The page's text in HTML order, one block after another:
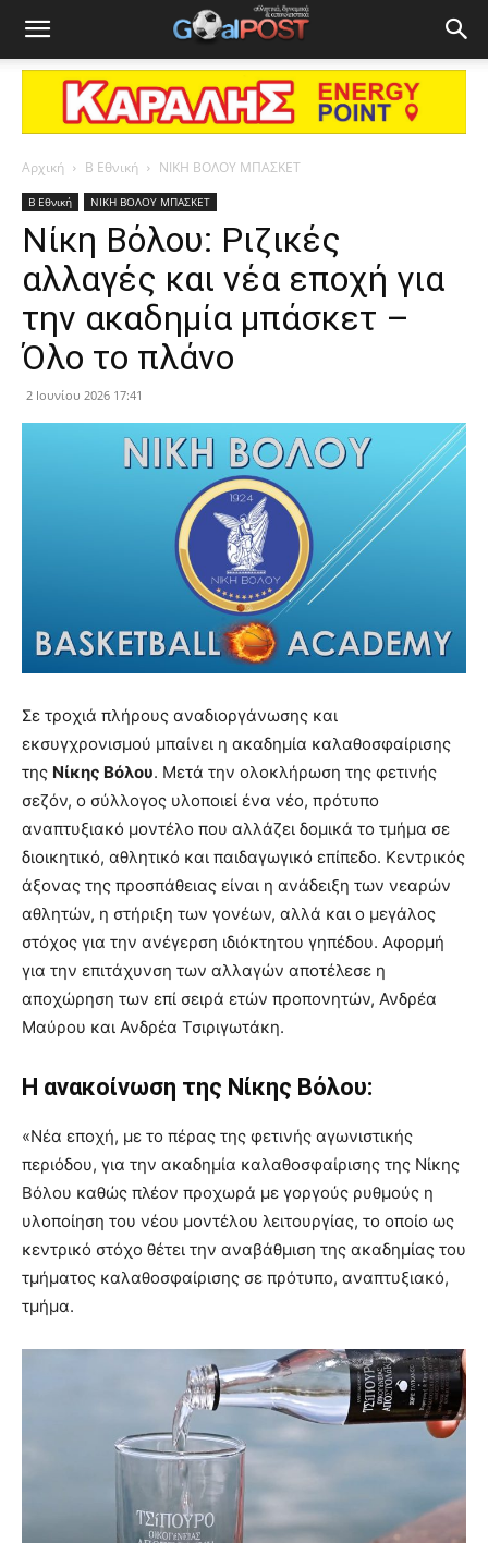
Αρχική Β Εθνική ΝΙΚΗ ΒΟΛΟΥ ΜΠΑΣΚΕΤ
Β Εθνική ΝΙΚΗ ΒΟΛΟΥ ΜΠΑΣΚΕΤ
Νίκη Βόλου: Ριζικές
αλλαγές και νέα εποχή για
την ακαδημία μπάσκετ –
Όλο το πλάνο
2 Ιουνίου 2026 17:41
Σε τροχιά πλήρους αναδιοργάνωσης και
εκσυγχρονισμού μπαίνει η ακαδημία καλαθοσφαίρισης
της Νίκης Βόλου. Μετά την ολοκλήρωση της φετινής
σεζόν, ο σύλλογος υλοποιεί ένα νέο, πρότυπο
αναπτυξιακό μοντέλο που αλλάζει δομικά το τμήμα σε
διοικητικό, αθλητικό και παιδαγωγικό επίπεδο. Κεντρικός
άξονας της προσπάθειας είναι η ανάδειξη των νεαρών
αθλητών, η στήριξη των γονέων, αλλά και ο μεγάλος
στόχος για την ανέγερση ιδιόκτητου γηπέδου. Αφορμή
για την επιτάχυνση των αλλαγών αποτέλεσε η
αποχώρηση των επί σειρά ετών προπονητών, Ανδρέα
Μαύρου και Ανδρέα Τσιριγωτάκη.
Η ανακοίνωση της Νίκης Βόλου:
«Νέα εποχή, με το πέρας της φετινής αγωνιστικής
περιόδου, για την ακαδημία καλαθοσφαίρισης της Νίκης
Βόλου καθώς πλέον προχωρά με γοργούς ρυθμούς η
υλοποίηση του νέου μοντέλου λειτουργίας, το οποίο ως
κεντρικό στόχο θέτει την αναβάθμιση της ακαδημίας του
τμήματος καλαθοσφαίρισης σε πρότυπο, αναπτυξιακό,
τμήμα.